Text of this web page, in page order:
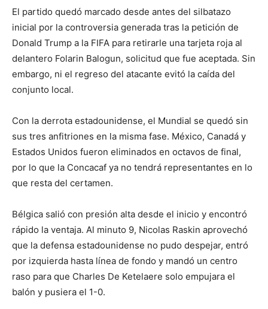
El partido quedó marcado desde antes del silbatazo
inicial por la controversia generada tras la petición de
Donald Trump a la FIFA para retirarle una tarjeta roja al
delantero Folarin Balogun, solicitud que fue aceptada. Sin
embargo, ni el regreso del atacante evitó la caída del
conjunto local.
Con la derrota estadounidense, el Mundial se quedó sin
sus tres anfitriones en la misma fase. México, Canadá y
Estados Unidos fueron eliminados en octavos de final,
por lo que la Concacaf ya no tendrá representantes en lo
que resta del certamen.
Bélgica salió con presión alta desde el inicio y encontró
rápido la ventaja. Al minuto 9, Nicolas Raskin aprovechó
que la defensa estadounidense no pudo despejar, entró
por izquierda hasta línea de fondo y mandó un centro
raso para que Charles De Ketelaere solo empujara el
balón y pusiera el 1-0.